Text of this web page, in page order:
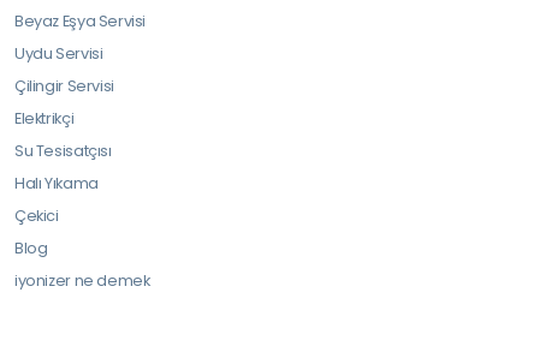
Beyaz Eşya Servisi
Uydu Servisi
Çilingir Servisi
Elektrikçi
Su Tesisatçısı
Halı Yıkama
Çekici
Blog
iyonizer ne demek